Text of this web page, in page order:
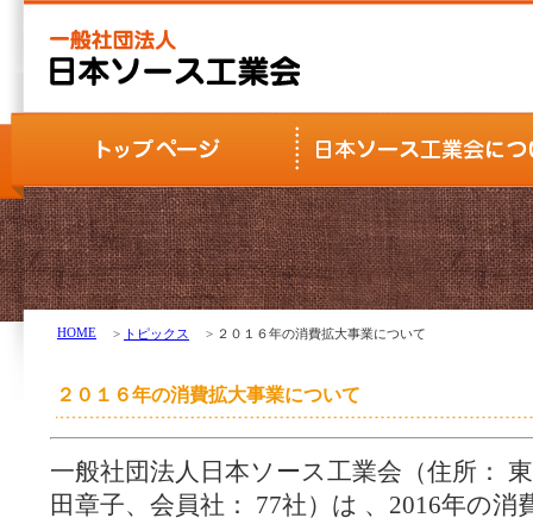
HOME > トピックス > ２０１６年の消費拡大事業について
２０１６年の消費拡大事業について
一般社団法人日本ソース工業会（住所：
田章子、会員社： 77社）は 、2016年の消